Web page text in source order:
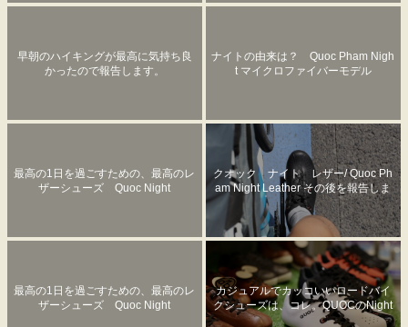
早朝のハイキングが最高に気持ち良
かったので報告します。
ナイトの由来は？ Quoc Pham Nigh
t マイクロファイバーモデル
最高の1日を過ごすための、最高のレ
ザーシューズ Quoc Night
クオック ナイト レザー/ Quoc Ph
am Night Leather その後を報告しま
す。
最高の1日を過ごすための、最高のレ
ザーシューズ Quoc Night
カジュアルでカッコいいロードバイ
クシューズは、コレ。QUOCのNight
！